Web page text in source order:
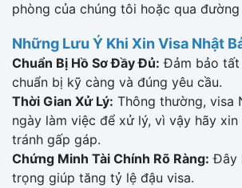
phòng của chúng tôi hoặc qua
Những Lưu Ý Khi Xin Visa Nhật
Chuẩn Bị Hồ Sơ Đầy Đủ: Đảm bảo
chuẩn bị kỹ càng và đúng yêu cầu.
Thời Gian Xử Lý: Thông thường, visa
ngày làm việc để xử lý, vì vậy hãy
tránh gấp gáp.
Chứng Minh Tài Chính Rõ Ràng: Đây
trọng giúp tăng tỷ lệ đậu visa.